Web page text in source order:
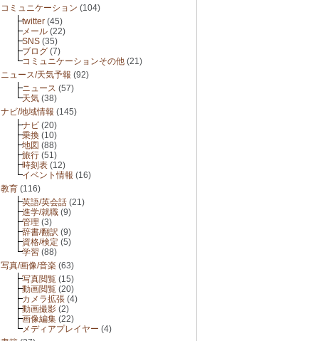
コミュニケーション (104)
twitter (45)
メール (22)
SNS (35)
ブログ (7)
コミュニケーションその他 (21)
ニュース/天気予報 (92)
ニュース (57)
天気 (38)
ナビ/地域情報 (145)
ナビ (20)
乗換 (10)
地図 (88)
旅行 (51)
時刻表 (12)
イベント情報 (16)
教育 (116)
英語/英会話 (21)
進学/就職 (9)
管理 (3)
辞書/翻訳 (9)
資格/検定 (5)
学習 (88)
写真/画像/音楽 (63)
写真閲覧 (15)
動画閲覧 (20)
カメラ拡張 (4)
動画撮影 (2)
画像編集 (22)
メディアプレイヤー (4)